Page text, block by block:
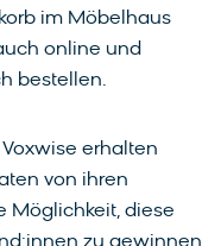
im Möbelhaus
online und
bestellen.
erhalten
von ihren
Möglichkeit, diese